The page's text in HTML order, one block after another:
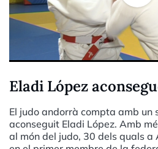
Eladi López
El judo andorrà compta amb un
aconseguit Eladi López. Amb
al món del judo, 30 dels quals